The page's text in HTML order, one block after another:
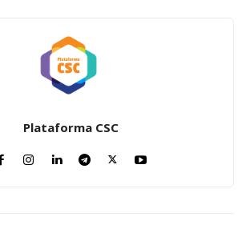
Plataforma CSC